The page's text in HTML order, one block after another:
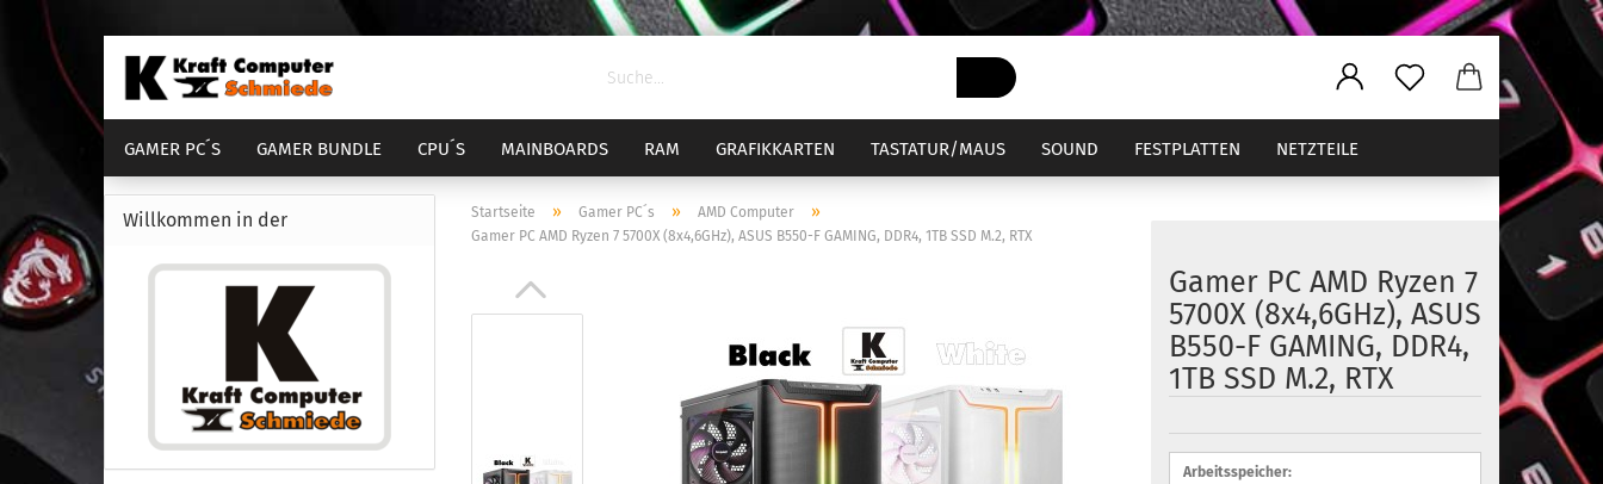
GAMER PC´S GAMER BUNDLE
AM5 Bundle
Sockel 1851 Bundle
CPU´S MAINBOARDS
Sockel 1851
RAM GRAFIKKARTEN TASTATUR/MAUS SOUND FESTPLATTEN NETZTEILE
DIENSTLEISTUNGEN COMPUTER GEHÄUSEStartseite » Gamer PC´s » AMD Computer »
Gamer PC AMD Ryzen 7 5700X (8x4,6GHz), ASUS B550-F GAMING, DDR4, 1TB SSD M.2, RTX
Gamer PC AMD Ryzen 7
5700X (8x4,6GHz), ASUS
B550-F GAMING, DDR4,
1TB SSD M.2, RTX
Arbeitsspeicher:
Willkommen in der